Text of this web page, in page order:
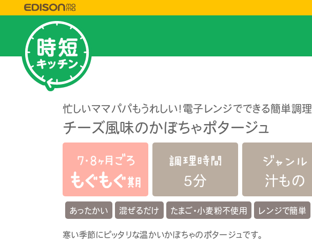
忙しいママパパもうれしい！電子レンジでできる簡単調理
チーズ風味のかぼちゃポタージュ
5分 汁もの
あったかい 混ぜるだけ たまご・小麦粉不使用 レンジで簡単
寒い季節にピッタリな温かいかぼちゃのポタージュです。